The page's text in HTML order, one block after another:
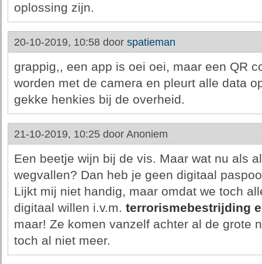
oplossing zijn.
20-10-2019, 10:58 door spatieman
grappig,, een app is oei oei, maar een QR
worden met de camera en pleurt alle data
gekke henkies bij de overheid.
21-10-2019, 10:25 door Anoniem
Een beetje wijn bij de vis. Maar wat nu als
wegvallen? Dan heb je geen digitaal
Lijkt mij niet handig, maar omdat we toch
digitaal willen i.v.m. terrorismebestrijding
maar! Ze komen vanzelf achter al de grote
toch al niet meer.